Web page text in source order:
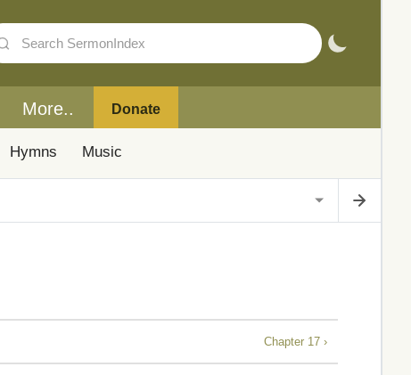
More.. Donate
Hymns Music
Chapter 17 ›